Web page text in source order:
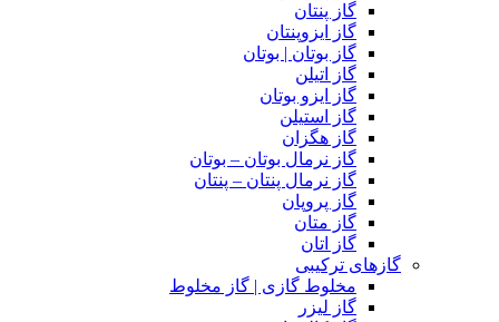
گاز پنتان
گاز ایزوپنتان
گاز بوتان | بوتان
گاز اتیلن
گاز ایزو بوتان
گاز استیلن
گاز هگزان
گاز نرمال بوتان – بوتان
گاز نرمال پنتان – پنتان
گاز پروپان
گاز متان
گاز اتان
گازهای ترکیبی
مخلوط گازی | گاز مخلوط
گاز لیزر